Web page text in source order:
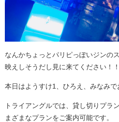
なんかちょっとパリピっぽいジンの
映えしそうだし見に来てください！
本日はようすけ1、ひろえ、みなみで
トライアングルでは、貸し切りプラ
まざまなプランをご案内可能です。